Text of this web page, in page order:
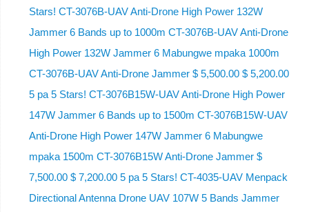
Stars! CT-3076B-UAV Anti-Drone High Power 132W
Jammer 6 Bands up to 1000m CT-3076B-UAV Anti-Drone
High Power 132W Jammer 6 Mabungwe mpaka 1000m
CT-3076B-UAV Anti-Drone Jammer $ 5,500.00 $ 5,200.00
5 pa 5 Stars! CT-3076B15W-UAV Anti-Drone High Power
147W Jammer 6 Bands up to 1500m CT-3076B15W-UAV
Anti-Drone High Power 147W Jammer 6 Mabungwe
mpaka 1500m CT-3076B15W Anti-Drone Jammer $
7,500.00 $ 7,200.00 5 pa 5 Stars! CT-4035-UAV Menpack
Directional Antenna Drone UAV 107W 5 Bands Jammer